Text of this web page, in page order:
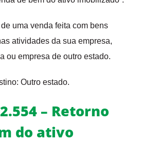
uma venda feita com bens
atividades da sua empresa,
ou empresa de outro estado.
Outro estado.
– Retorno
do ativo